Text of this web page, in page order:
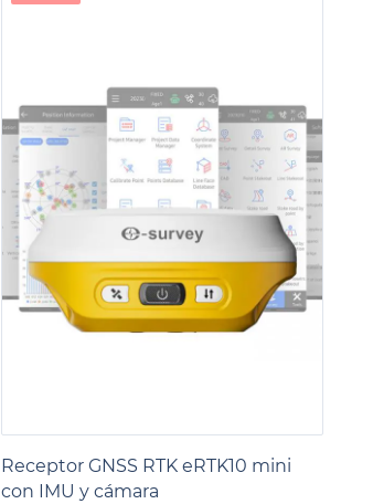
Receptor GNSS RTK eRTK10 mini
con IMU y cámara